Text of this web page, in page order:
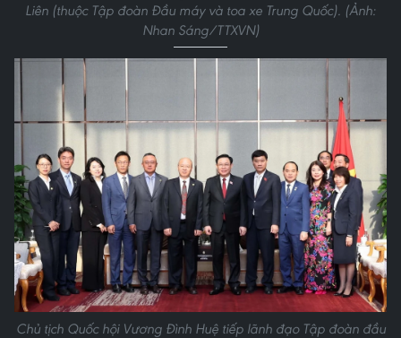
Liên (thuộc Tập đoàn Đầu máy và toa xe Trung Quốc). (Ảnh:
Nhan Sáng/TTXVN)
Chủ tịch Quốc hội Vương Đình Huệ tiếp lãnh đạo Tập đoàn đầu